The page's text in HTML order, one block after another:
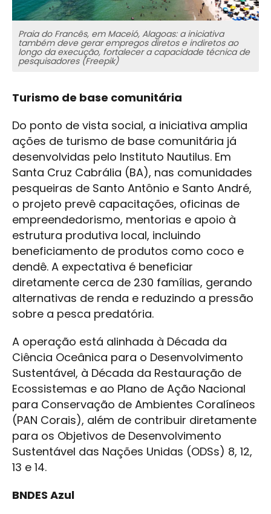
Praia do Francês, em Maceió, Alagoas: a iniciativa
também deve gerar empregos diretos e indiretos ao
longo da execução, fortalecer a capacidade técnica de
pesquisadores (Freepik)
Turismo de base comunitária
Do ponto de vista social, a iniciativa amplia
ações de turismo de base comunitária já
desenvolvidas pelo Instituto Nautilus. Em
Santa Cruz Cabrália (BA), nas comunidades
pesqueiras de Santo Antônio e Santo André,
o projeto prevê capacitações, oficinas de
empreendedorismo, mentorias e apoio à
estrutura produtiva local, incluindo
beneficiamento de produtos como coco e
dendê. A expectativa é beneficiar
diretamente cerca de 230 famílias, gerando
alternativas de renda e reduzindo a pressão
sobre a pesca predatória.
A operação está alinhada à Década da
Ciência Oceânica para o Desenvolvimento
Sustentável, à Década da Restauração de
Ecossistemas e ao Plano de Ação Nacional
para Conservação de Ambientes Coralíneos
(PAN Corais), além de contribuir diretamente
para os Objetivos de Desenvolvimento
Sustentável das Nações Unidas (ODSs) 8, 12,
13 e 14.
BNDES Azul